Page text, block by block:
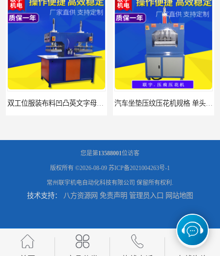
浙江布料凹凸4d压纹机生产厂家 服装凹凸4d压纹植胶机 经济实惠 面料凹凸压纹机厂家 毛巾干发巾压标压logo设备 性能稳定
您是第13588001位访客
版权所有 ©2026-08-09 苏ICP备2021004263号-1
常州联宇机电自动化科技有限公司 保留所有权利.
技术支持： 八方资源网 免责声明 管理员入口 网站地图